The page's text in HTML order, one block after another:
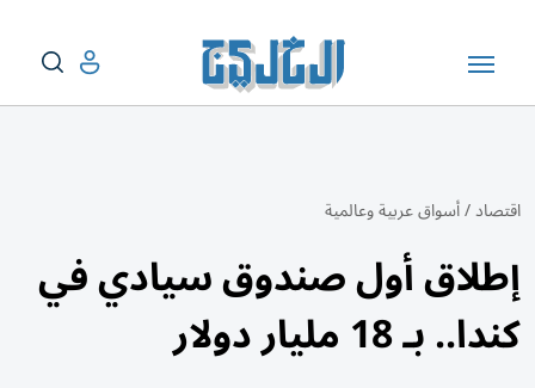
اقتصاد/أسواق عربية وعالمية
إطلاق أول صندوق سيادي في
كندا.. بـ 18 مليار دولار